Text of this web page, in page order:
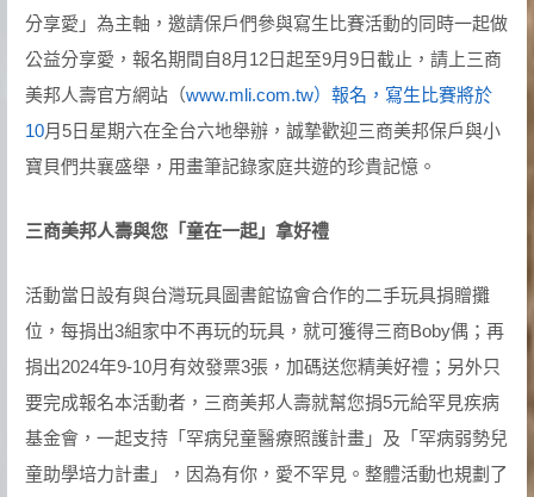
分享愛」為主軸，邀請保戶們參與寫生比賽活動的同時一起做
公益分享愛，報名期間自8月12日起至9月9日截止，請上三商
美邦人壽官方網站（www.mli.com.tw）報名，寫生比賽將於
10月5日星期六在全台六地舉辦，誠摯歡迎三商美邦保戶與小
寶貝們共襄盛舉，用畫筆記錄家庭共遊的珍貴記憶。
三商美邦人壽與您「童在一起」拿好禮
活動當日設有與台灣玩具圖書館協會合作的二手玩具捐贈攤
位，每捐出3組家中不再玩的玩具，就可獲得三商Boby偶；再
捐出2024年9-10月有效發票3張，加碼送您精美好禮；另外只
要完成報名本活動者，三商美邦人壽就幫您捐5元給罕見疾病
基金會，一起支持「罕病兒童醫療照護計畫」及「罕病弱勢兒
童助學培力計畫」，因為有你，愛不罕見。整體活動也規劃了